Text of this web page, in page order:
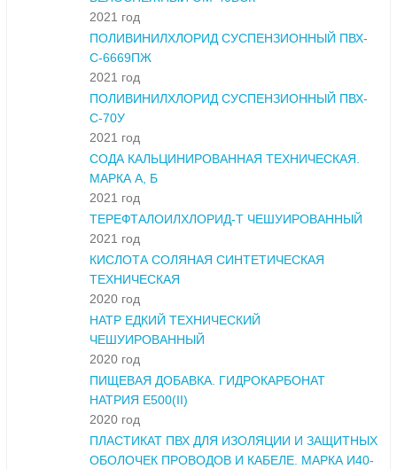
2021 год
ПОЛИВИНИЛХЛОРИД СУСПЕНЗИОННЫЙ ПВХ-
С-6669ПЖ
2021 год
ПОЛИВИНИЛХЛОРИД СУСПЕНЗИОННЫЙ ПВХ-
С-70У
2021 год
СОДА КАЛЬЦИНИРОВАННАЯ ТЕХНИЧЕСКАЯ.
МАРКА А, Б
2021 год
ТЕРЕФТАЛОИЛХЛОРИД-Т ЧЕШУИРОВАННЫЙ
2021 год
КИСЛОТА СОЛЯНАЯ СИНТЕТИЧЕСКАЯ
ТЕХНИЧЕСКАЯ
2020 год
НАТР ЕДКИЙ ТЕХНИЧЕСКИЙ
ЧЕШУИРОВАННЫЙ
2020 год
ПИЩЕВАЯ ДОБАВКА. ГИДРОКАРБОНАТ
НАТРИЯ Е500(II)
2020 год
ПЛАСТИКАТ ПВХ ДЛЯ ИЗОЛЯЦИИ И ЗАЩИТНЫХ
ОБОЛОЧЕК ПРОВОДОВ И КАБЕЛЕ. МАРКА И40-